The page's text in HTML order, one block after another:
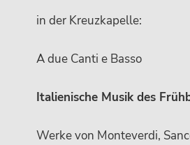
in der Kreuzkapelle:
A due Canti e Basso
Italienische Musik des
Werke von Monteverdi,